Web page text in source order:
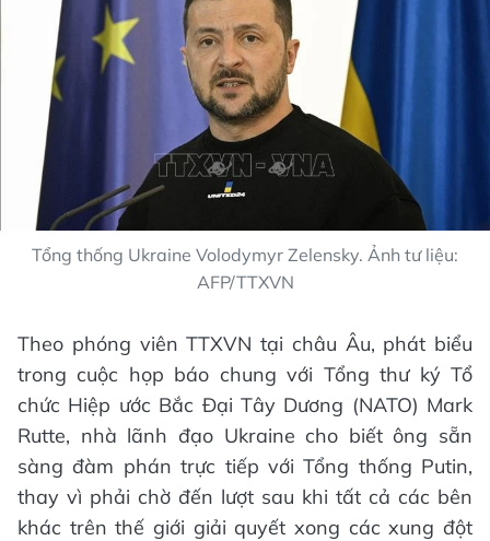
Tổng thống Ukraine Volodymyr Zelensky. Ảnh tư liệu:
AFP/TTXVN
Theo phóng viên TTXVN tại châu Âu, phát biểu
trong cuộc họp báo chung với Tổng thư ký Tổ
chức Hiệp ước Bắc Đại Tây Dương (NATO) Mark
Rutte, nhà lãnh đạo Ukraine cho biết ông sẵn
sàng đàm phán trực tiếp với Tổng thống Putin,
thay vì phải chờ đến lượt sau khi tất cả các bên
khác trên thế giới giải quyết xong các xung đột